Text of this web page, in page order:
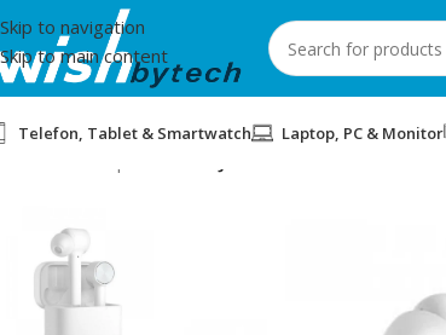
Skip to navigation
Skip to main content
Telefon, Tablet & Smartwatch Laptop, PC & Monitor